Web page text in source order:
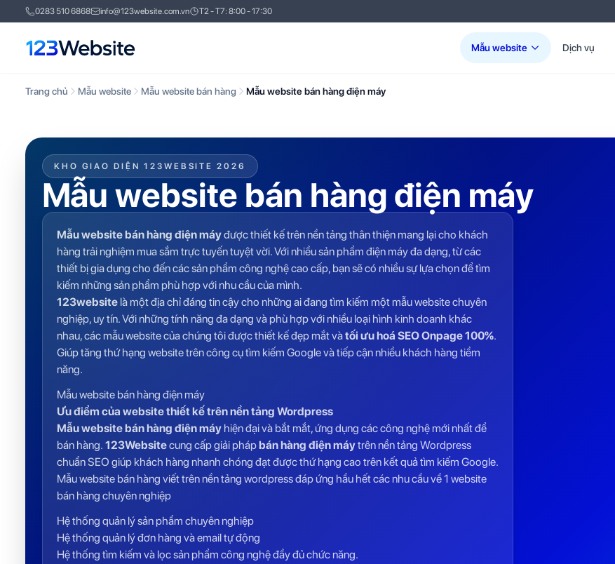
0283 510 6868 info@123website.com.vn T2 - T7: 8:00 - 17:30
Mẫu website Dịch vụ
Trang chủ Mẫu website Mẫu website bán hàng Mẫu website bán hàng điện máy
KHO GIAO DIỆN 123WEBSITE 2026
Mẫu website bán hàng điện máy
Mẫu website bán hàng điện máyđược thiết kế trên nền tảng thân thiện mang lại cho khách
hàng trải nghiệm mua sắm trực tuyến tuyệt vời. Với nhiều sản phẩm điện máy đa dạng, từ các
thiết bị gia dụng cho đến các sản phẩm công nghệ cao cấp, bạn sẽ có nhiều sự lựa chọn để tìm
kiếm những sản phẩm phù hợp với nhu cầu của mình.
123website là một địa chỉ đáng tin cậy cho những ai đang tìm kiếm một mẫu website chuyên
nghiệp, uy tín. Với những tính năng đa dạng và phù hợp với nhiều loại hình kinh doanh khác
nhau, các mẫu websitecủa chúng tôi được thiết kế đẹp mắt vàtối ưu hoá SEO Onpage 100%.
Giúp tăng thứ hạng website trên công cụ tìm kiếm Google và tiếp cận nhiều khách hàng tiềm
năng.
Mẫu website bán hàng điện máy
Ưu điểm của website thiết kế trên nền tảng Wordpress
Mẫu website bán hàng điện máy hiện đại và bắt mắt, ứng dụng các công nghệ mới nhất để
bán hàng. 123Websitecung cấp giải phápbán hàng điện máytrên nền tảng Wordpress
chuẩn SEO giúp khách hàng nhanh chóng đạt được thứ hạng cao trên kết quả tìm kiếm Google.
Mẫu website bán hàng viết trên nền tảng wordpress đáp ứng hầu hết các nhu cầu về 1 website
bán hàng chuyên nghiệp
Hệ thống quản lý sản phẩm chuyên nghiệp
Hệ thống quản lý đơn hàng và email tự động
Hệ thống tìm kiếm và lọc sản phẩm công nghệ đầy đủ chức năng.